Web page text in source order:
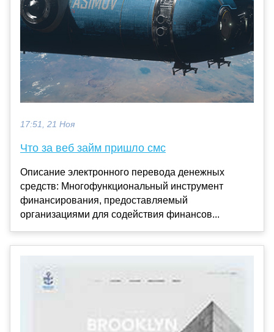
17:51, 21 Ноя
Что за веб займ пришло смс
Описание электронного перевода денежных
средств: Многофункциональный инструмент
финансирования, предоставляемый
организациями для содействия финансов...